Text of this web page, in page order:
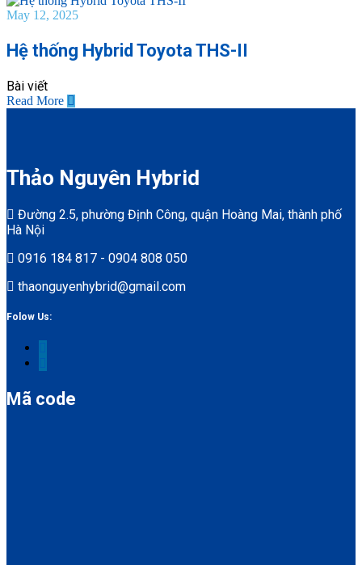
May 12, 2025
Hệ thống Hybrid Toyota THS-II
Bài viết
Read More
Thảo Nguyên Hybrid
Đường 2.5, phường Định Công, quận Hoàng Mai, thành phố
Hà Nội
0916 184 817 - 0904 808 050
thaonguyenhybrid@gmail.com
Folow Us:
Mã code